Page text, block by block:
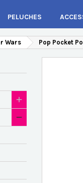
PELUCHES
Wars Pop Pocket